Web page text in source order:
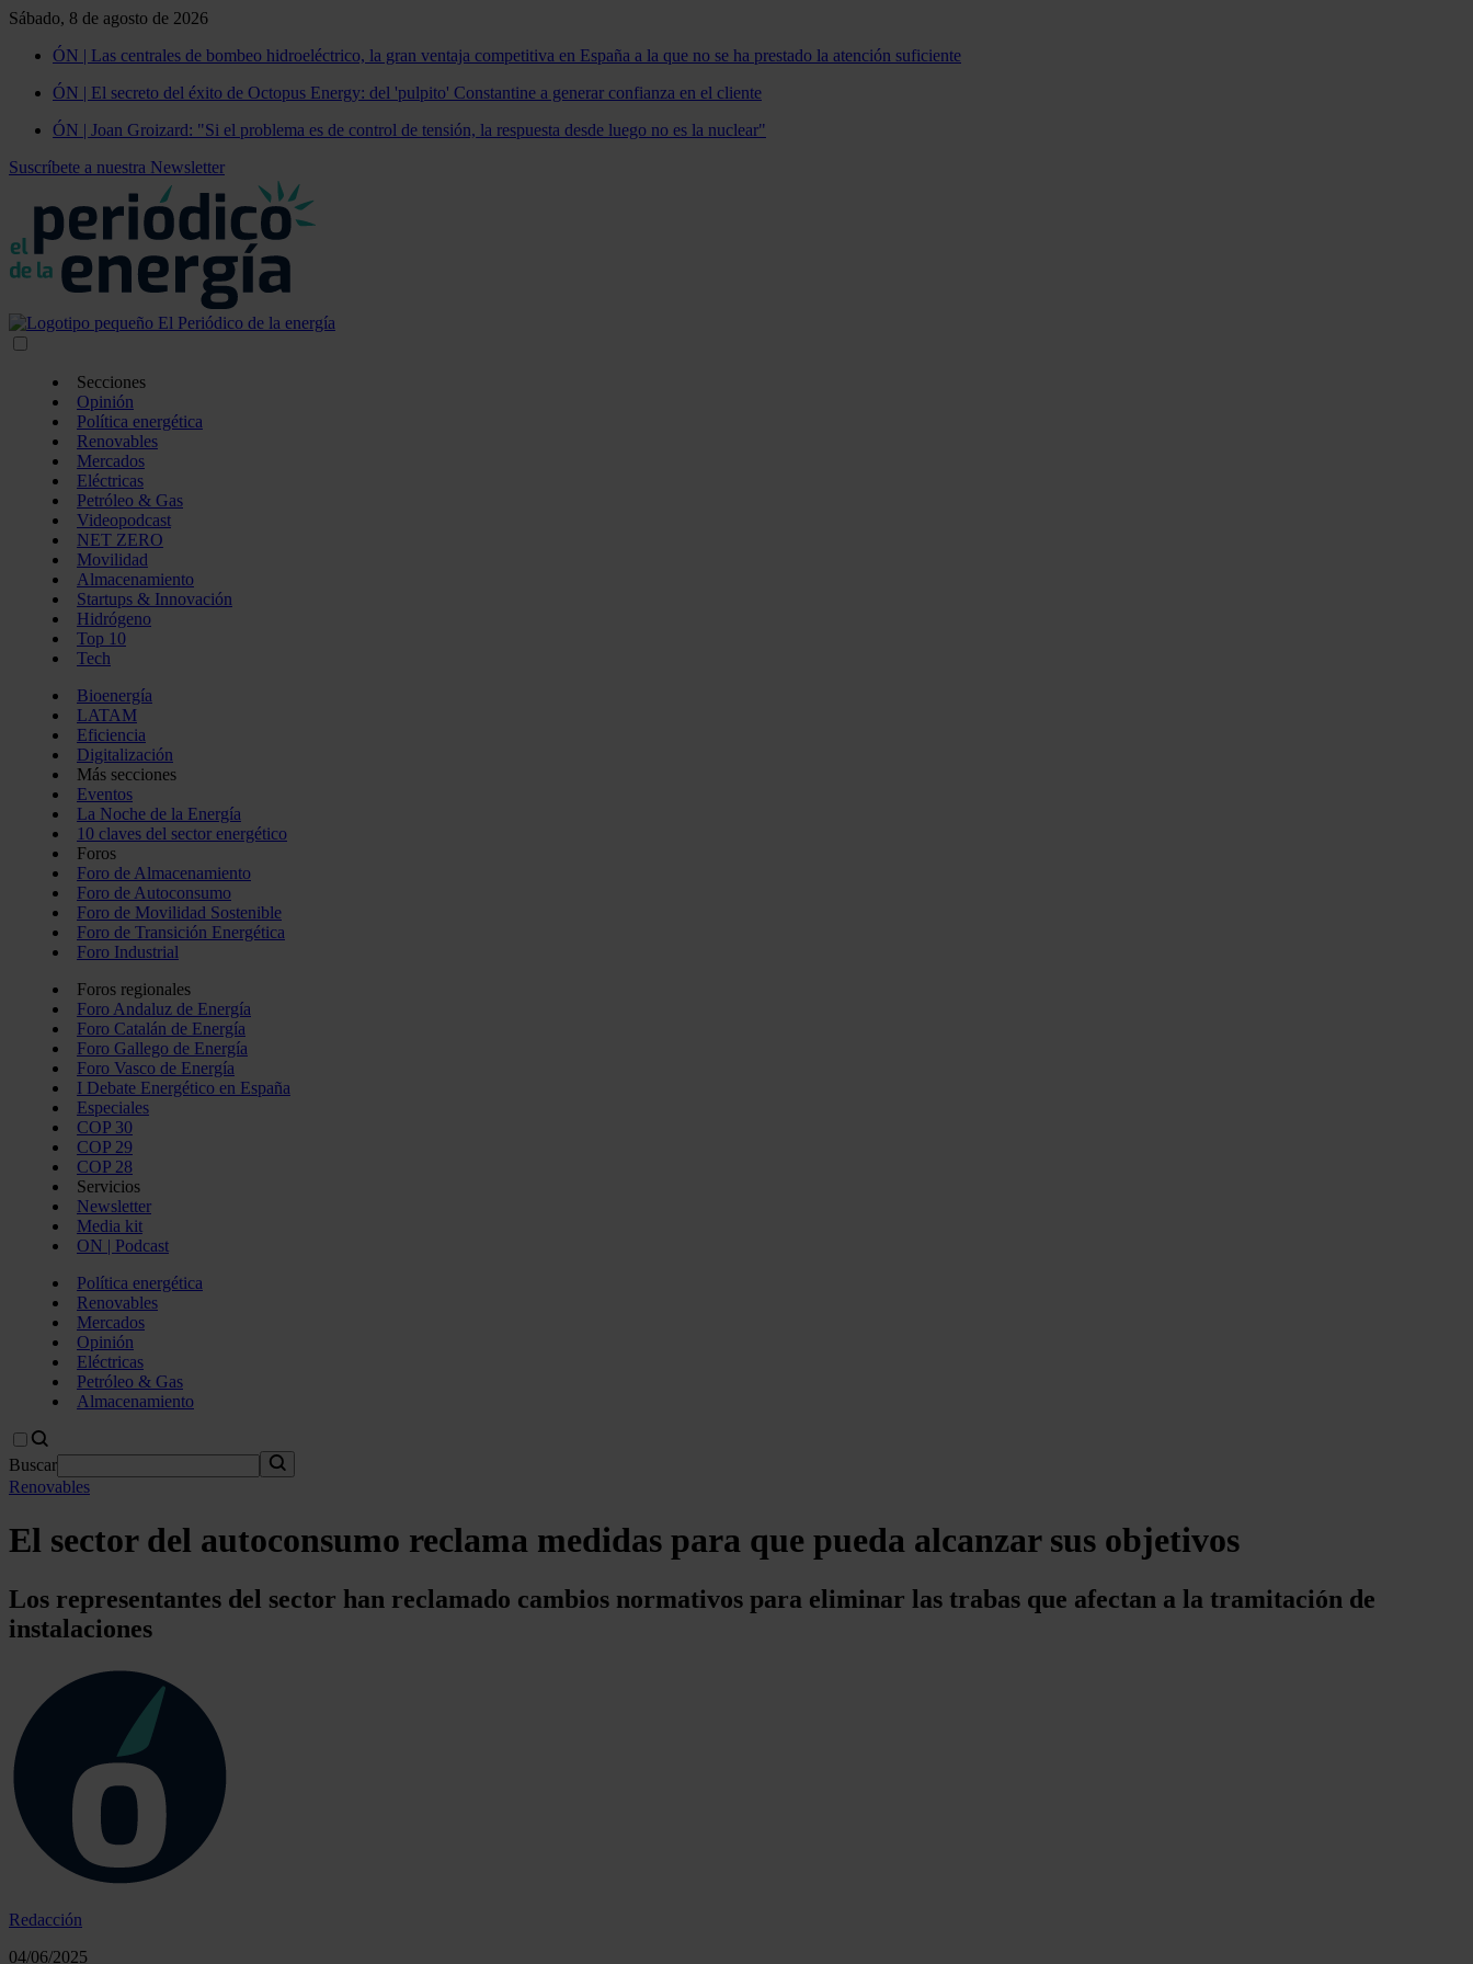
Sábado, 8 de agosto de 2026
ÓN | Las centrales de bombeo hidroeléctrico, la gran ventaja competitiva en España a la que no se ha prestado la atención suficiente
ÓN | El secreto del éxito de Octopus Energy: del 'pulpito' Constantine a generar confianza en el cliente
ÓN | Joan Groizard: "Si el problema es de control de tensión, la respuesta desde luego no es la nuclear"
Suscríbete a nuestra Newsletter
Secciones
Opinión
Política energética
Renovables
Mercados
Eléctricas
Petróleo & Gas
Videopodcast
NET ZERO
Movilidad
Almacenamiento
Startups & Innovación
Hidrógeno
Top 10
Tech
Bioenergía
LATAM
Eficiencia
Digitalización
Más secciones
Eventos
La Noche de la Energía
10 claves del sector energético
Foros
Foro de Almacenamiento
Foro de Autoconsumo
Foro de Movilidad Sostenible
Foro de Transición Energética
Foro Industrial
Foros regionales
Foro Andaluz de Energía
Foro Catalán de Energía
Foro Gallego de Energía
Foro Vasco de Energía
I Debate Energético en España
Especiales
COP 30
COP 29
COP 28
Servicios
Newsletter
Media kit
ON | Podcast
Política energética
Renovables
Mercados
Opinión
Eléctricas
Petróleo & Gas
Almacenamiento
Buscar
Renovables
El sector del autoconsumo reclama medidas para que pueda alcanzar sus objetivos
Los representantes del sector han reclamado cambios normativos para eliminar las trabas que afectan a la tramitación de
instalaciones
Redacción
04/06/2025